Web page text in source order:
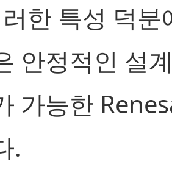
한 특성 덕분
안정적인 설
가능한
.